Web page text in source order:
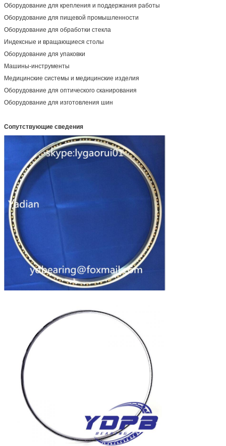
Оборудование для крепления и поддержания работы
Оборудование для пищевой промышленности
Оборудование для обработки стекла
Индексные и вращающиеся столы
Оборудование для упаковки
Машины-инструменты
Медицинские системы и медицинские изделия
Оборудование для оптического сканирования
Оборудование для изготовления шин
Сопутствующие сведения